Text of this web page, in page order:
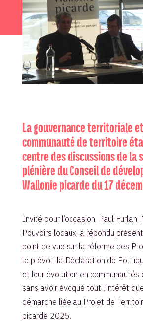
La gouvernance territoriale
communauté de territoire
centre des discussions de la
plénière du Conseil de
Wallonie picarde du 17
Invité pour l’occasion, Paul Furlan,
Pouvoirs locaux, a répondu
point de vue sur la réforme des
le prévoit la Déclaration de
et leur évolution en communautés
sans avoir évoqué tout l’intérêt
démarche liée au Projet de
picarde 2025.